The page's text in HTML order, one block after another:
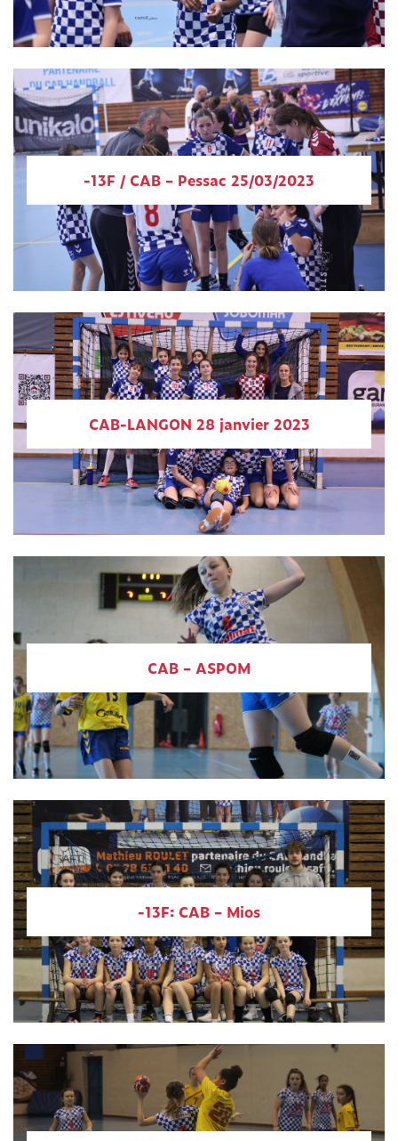
-13F / CAB – Pessac 25/03/2023
CAB-LANGON 28 janvier 2023
CAB – ASPOM
-13F: CAB – Mios